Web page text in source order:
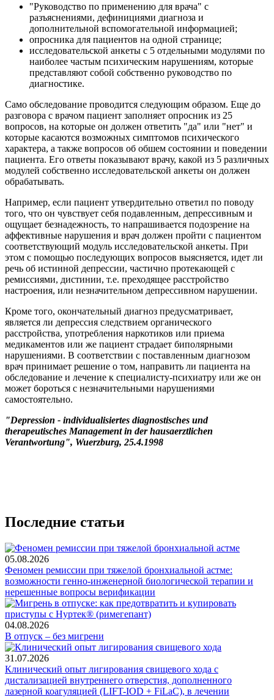
"Руководство по применению для врача" с
разъяснениями, дефинициями диагноза и
дополнительной вспомогательной информацией;
опросника для пациентов на одной странице;
исследовательской анкеты с 5 отдельными модулями по
наиболее частым психическим нарушениям, которые
представляют собой собственно руководство по
диагностике.
Само обследование проводится следующим образом. Еще до
разговора с врачом пациент заполняет опросник из 25
вопросов, на которые он должен ответить "да" или "нет" и
которые касаются возможных симптомов психического
характера, а также вопросов об обшем состоянии и поведении
пациента. Его ответы показывают врачу, какой из 5 различных
модулей собственно исследовательской анкеты он должен
обрабатывать.
Например, если пациент утвердительно ответил по поводу
того, что он чувствует себя подавленным, депрессивным и
ощущает безнадежность, то напрашивается подозрение на
аффективные нарушения и врач должен пройти с пациентом
соответствующий модуль исследовательской анкеты. При
этом с помощью последующих вопросов выясняется, идет ли
речь об истинной депрессии, частично протекающей с
ремиссиями, дистинии, т.е. преходящее расстройство
настроения, или незначительном депрессивном нарушении.
Кроме того, окончательный диагноз предусматривает,
является ли депрессия следствием органического
расстройства, употребления наркотиков или приема
медикаментов или же пациент страдает биполярными
нарушениями. В соответствии с поставленным диагнозом
врач принимает решение о том, направить ли пациента на
обследование и лечение к специалисту-психиатру или же он
может бороться с незначительными нарушениями
самостоятельно.
"Depression - individualisiertes diagnostisches und
therapeutisches Management in derhausaerztlichen
Verantwortung", Wuerzburg, 25.4.1998
Последние статьи
05.08.2026
Феномен ремиссии при тяжелой бронхиальной астме:
возможности генно-инженерной биологической терапии и
нерешенные вопросы верификации
04.08.2026
В отпуск – без мигрени
31.07.2026
Клинический опыт лигирования свищевого хода с
дистализацией внутреннего отверстия, дополненного
лазерной коагуляцией (LIFT-IOD + FiLaC), в лечении